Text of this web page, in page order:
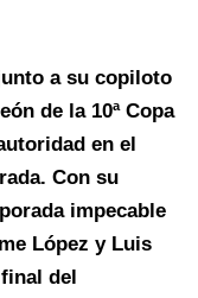
a su copiloto
de la 10ª Copa
en el
Con su
impecable
López y Luis
del